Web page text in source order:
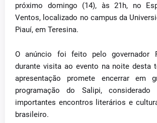
próximo domingo (14), às 21h, no
Ventos, localizado no campus da
Piauí, em Teresina.
O anúncio foi feito pelo governador
durante visita ao evento na noite desta
apresentação promete encerrar em
programação do Salipi,
importantes encontros literários e
brasileiro.